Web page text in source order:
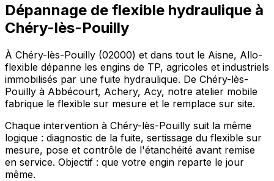
Dépannage de flexible hydraulique à
Chéry-lès-Pouilly
À Chéry-lès-Pouilly (02000) et dans tout le Aisne, Allo-
flexible dépanne les engins de TP, agricoles et industriels
immobilisés par une fuite hydraulique. De Chéry-lès-
Pouilly à Abbécourt, Achery, Acy, notre atelier mobile
fabrique le flexible sur mesure et le remplace sur site.
Chaque intervention à Chéry-lès-Pouilly suit la même
logique : diagnostic de la fuite, sertissage du flexible sur
mesure, pose et contrôle de l'étanchéité avant remise
en service. Objectif : que votre engin reparte le jour
même.